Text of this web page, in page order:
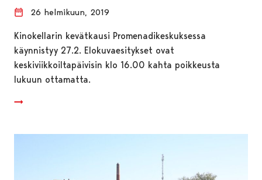
26 helmikuun, 2019
Kinokellarin kevätkausi Promenadikeskuksessa
käynnistyy 27.2. Elokuvaesitykset ovat
keskiviikkoiltapäivisin klo 16.00 kahta poikkeusta
lukuun ottamatta.